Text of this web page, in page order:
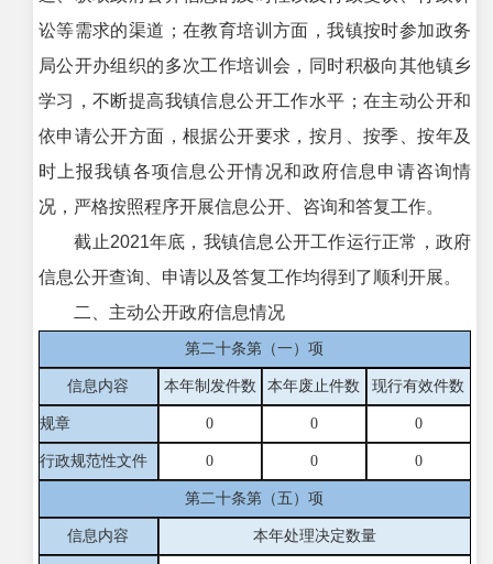
讼等需求的渠道；在教育培训方面，我镇按时参加政务
局公开办组织的多次工作培训会，同时积极向其他镇乡
学习，不断提高我镇信息公开工作水平；在主动公开和
依申请公开方面，根据公开要求，按月、按季、按年及
时上报我镇各项信息公开情况和政府信息申请咨询情
况，严格按照程序开展信息公开、咨询和答复工作。
截止2021年底，我镇信息公开工作运行正常，政府
信息公开查询、申请以及答复工作均得到了顺利开展。
二、主动公开政府信息情况
第二十条第（一）项
信息内容 本年制发件数 本年废止件数 现行有效件数
规章 0 0 0
行政规范性文件 0 0 0
第二十条第（五）项
信息内容 本年处理决定数量